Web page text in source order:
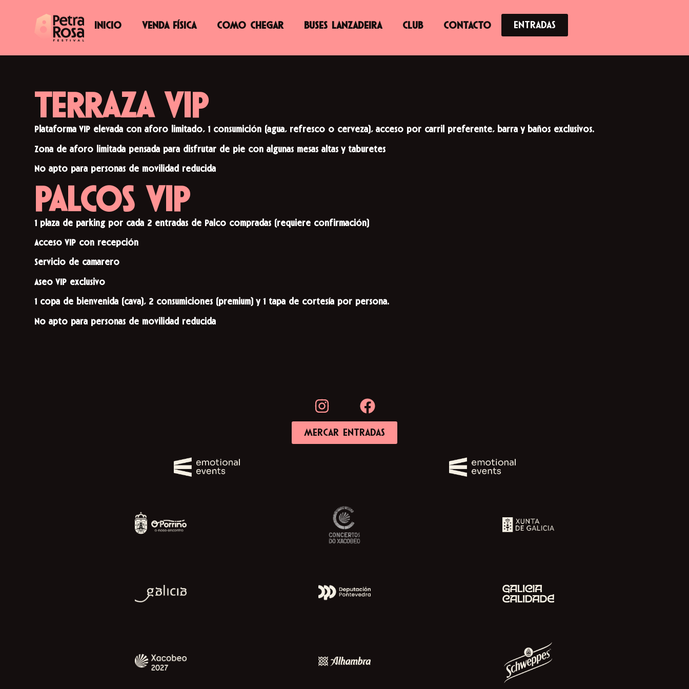
INICIO VENDA FÍSICA COMO CHEGAR BUSES LANZADEIRA CLUB CONTACTO ENTRADAS
TERRAZA VIP
Plataforma VIP elevada con aforo limitado, 1 consumición (agua, refresco o cerveza), acceso por carril preferente, barra y baños exclusivos.
Zona de aforo limitada pensada para disfrutar de pie con algunas mesas altas y taburetes
No apto para personas de movilidad reducida
PALCOS VIP
1 plaza de parking por cada 2 entradas de Palco compradas (requiere confirmación)
Acceso VIP con recepción
Servicio de camarero
Aseo VIP exclusivo
1 copa de bienvenida (cava), 2 consumiciones (premium) y 1 tapa de cortesía por persona.
No apto para personas de movilidad reducida
MERCAR ENTRADAS